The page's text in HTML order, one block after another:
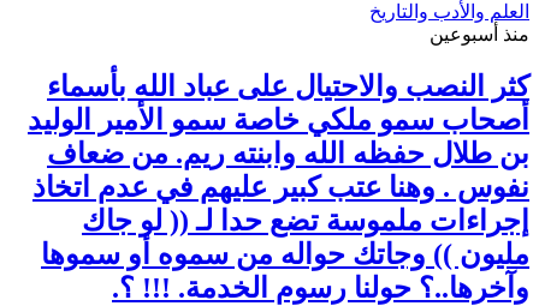
العلم والأدب والتاريخ
منذ أسبوعين
كثر النصب والاحتيال على عباد الله بأسماء
أصحاب سمو ملكي خاصة سمو الأمير الوليد
بن طلال حفظه الله وابنته ريم. من ضعاف
نفوس . وهنا عتب كبير عليهم في عدم اتخاذ
إجراءات ملموسة تضع حدا لـ (( لو جاك
مليون )) وجاتك حواله من سموه أو سموها
وآخرها..؟ حولنا رسوم الخدمة. !!! ؟.